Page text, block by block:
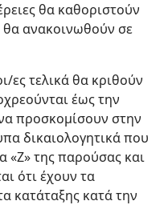
θα καθοριστούν
θα ανακοινωθούν σε
ες τελικά θα κριθούν
έως την
προσκομίσουν στην
δικαιολογητικά που
«Ζ» της παρούσας και
ότι έχουν τα
κατάταξης κατά την